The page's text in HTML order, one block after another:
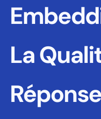
La